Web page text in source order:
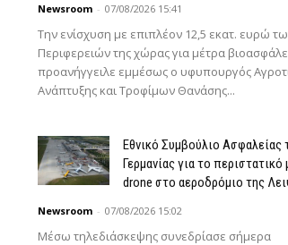
Newsroom - 07/08/2026 15:41
Την ενίσχυση με επιπλέον 12,5 εκατ. ευρώ
Περιφερειών της χώρας για μέτρα
προανήγγειλε εμμέσως ο υφυπουργός
Ανάπτυξης και Τροφίμων Θανάσης...
Εθνικό Συμβούλιο Ασφαλείας
Γερμανίας για το περιστατικό
drone στο αεροδρόμιο της
Newsroom - 07/08/2026 15:02
Μέσω τηλεδιάσκεψης συνεδρίασε σήμερα